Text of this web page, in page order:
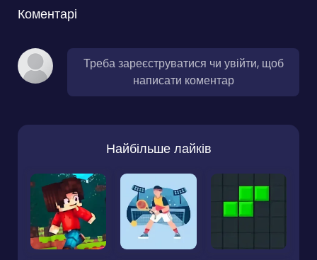
Коментарі
Треба зареєструватися чи увійти, щоб
написати коментар
Найбільше лайків